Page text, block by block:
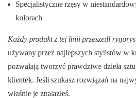
Specjalistyczne rzęsy w
kolorach
Każdy produkt z tej linii przeszedł
używany przez najlepszych stylistów w
pozwalają tworzyć prawdziwe dzieła
klientek. Jeśli szukasz rozwiązań na
właśnie je znalazłeś.